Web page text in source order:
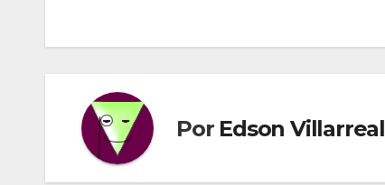
entradas
Por Edson Villarreal